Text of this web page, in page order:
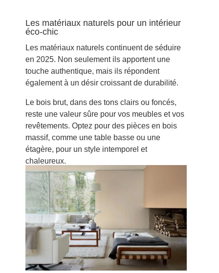
Les matériaux naturels pour un intérieur
éco-chic
Les matériaux naturels continuent de séduire
en 2025. Non seulement ils apportent une
touche authentique, mais ils répondent
également à un désir croissant de durabilité.
Le bois brut, dans des tons clairs ou foncés,
reste une valeur sûre pour vos meubles et vos
revêtements. Optez pour des pièces en bois
massif, comme une table basse ou une
étagère, pour un style intemporel et
chaleureux.